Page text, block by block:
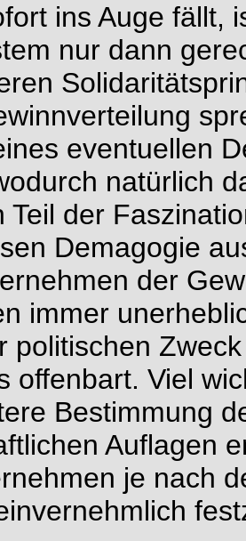
ins Auge fällt,
nur dann
eventuellen
natürlich
Teil der
Demagogie
der
immer
politischen
offenbart. Viel
Bestimmung
Auflagen
je nach